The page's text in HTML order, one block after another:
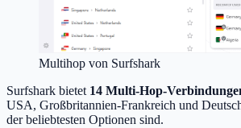
Multihop von Surfshark
Surfshark bietet 14 Multi-Hop-
USA, Großbritannien-Frankreich und
der beliebtesten Optionen sind.